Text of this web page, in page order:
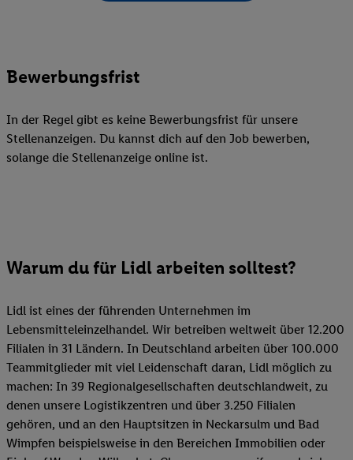
Bewerbungsfrist
In der Regel gibt es keine Bewerbungsfrist für unsere
Stellenanzeigen. Du kannst dich auf den Job bewerben,
solange die Stellenanzeige online ist.
Warum du für Lidl arbeiten solltest?
Lidl ist eines der führenden Unternehmen im
Lebensmitteleinzelhandel. Wir betreiben weltweit über 12.200
Filialen in 31 Ländern. In Deutschland arbeiten über 100.000
Teammitglieder mit viel Leidenschaft daran, Lidl möglich zu
machen: In 39 Regionalgesellschaften deutschlandweit, zu
denen unsere Logistikzentren und über 3.250 Filialen
gehören, und an den Hauptsitzen in Neckarsulm und Bad
Wimpfen beispielsweise in den Bereichen Immobilien oder